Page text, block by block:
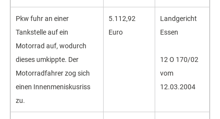
Pkw fuhr an einer
Tankstelle auf ein
Motorrad auf, wodurch
dieses umkippte. Der
Motorrad­fahrer zog sich
einen Innen­menis­kusriss
zu.
5.112,92
Euro
Landgericht
Essen
12 O 170/02
vom
12.03.2004